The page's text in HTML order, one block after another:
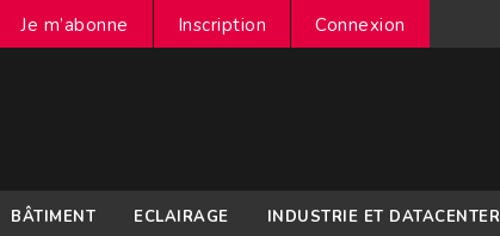
Je m’abonne Inscription Connexion
BÂTIMENT ECLAIRAGE INDUSTRIE ET DATACENTER